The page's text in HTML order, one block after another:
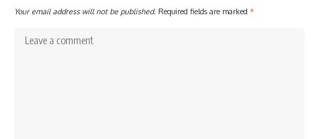
Your email address will not be published. Required fields are marked *